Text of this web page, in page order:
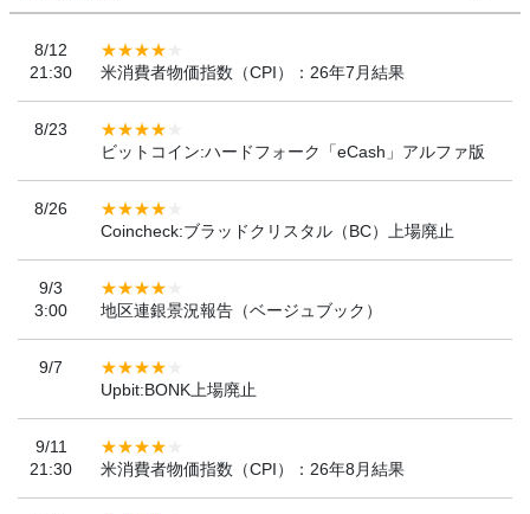
8/12
21:30
米消費者物価指数（CPI）：26年7月結果
8/23
ビットコイン:ハードフォーク「eCash」アルファ版
8/26
Coincheck:ブラッドクリスタル（BC）上場廃止
9/3
3:00
地区連銀景況報告（ベージュブック）
9/7
Upbit:BONK上場廃止
9/11
21:30
米消費者物価指数（CPI）：26年8月結果